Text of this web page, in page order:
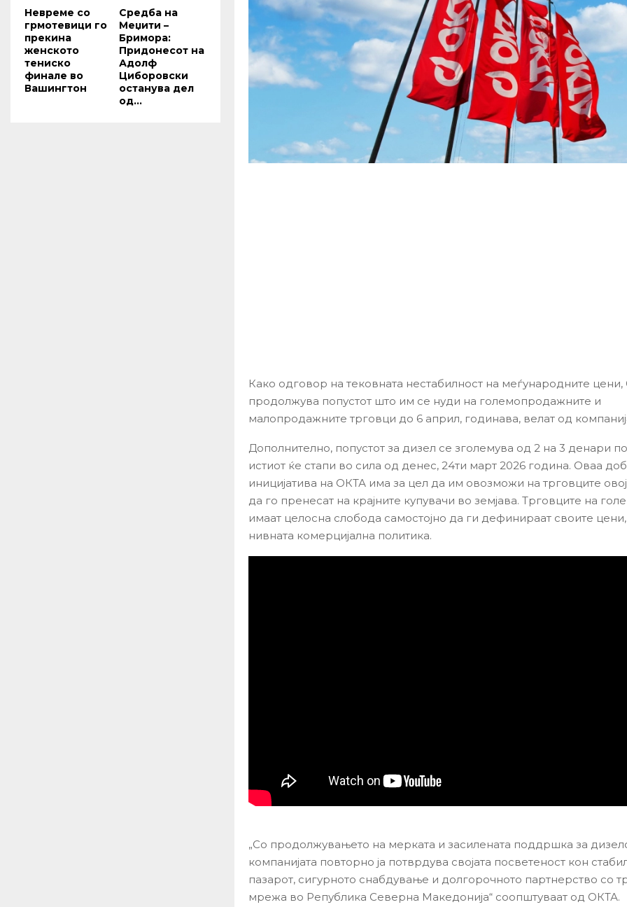
Како одговор на тековната нестабилност на меѓународните
продолжува попустот што им се нуди на големопродажните и
малопродажните трговци до 6 април, годинава, велат од
Дополнително, попустот за дизел се зголемува од 2 на 3 денари
истиот ќе стапи во сила од денес, 24ти март 2026 година. Оваа
иницијатива на ОКТА има за цел да им овозможи на трговците
да го пренесат на крајните купувачи во земјава. Трговците на
имаат целосна слобода самостојно да ги дефинираат своите
нивната комерцијална политика.
„Со продолжувањето на мерката и засилената поддршка за
компанијата повторно ја потврдува својата посветеност кон
пазарот, сигурното снабдување и долгорочното партнерство со
мрежа во Република Северна Македонија“ соопштуваат од ОКТА.
Невреме со
грмотевици го
прекина
женското
тениско
финале во
Вашингтон
Средба на
Меџити –
Бримора:
Придонесот на
Адолф
Циборовски
останува дел
од...